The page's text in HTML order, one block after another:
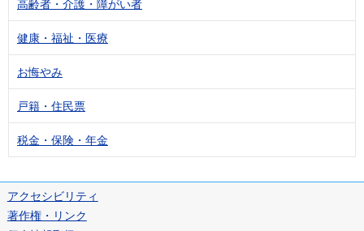
高齢者・介護・障がい者
健康・福祉・医療
お悔やみ
戸籍・住民票
税金・保険・年金
アクセシビリティ
著作権・リンク